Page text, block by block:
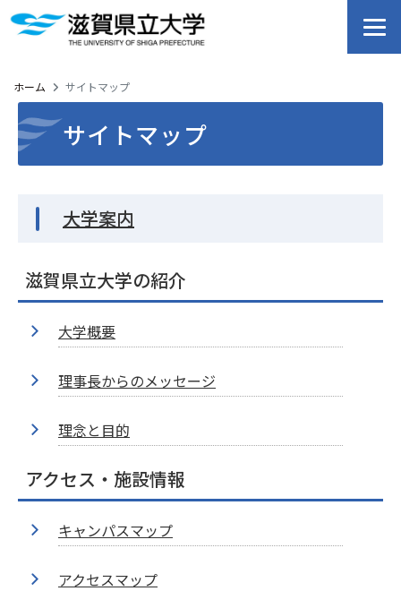
ホーム サイトマップ
サイトマップ
大学案内
滋賀県立大学の紹介
大学概要
理事長からのメッセージ
理念と目的
アクセス・施設情報
キャンパスマップ
アクセスマップ